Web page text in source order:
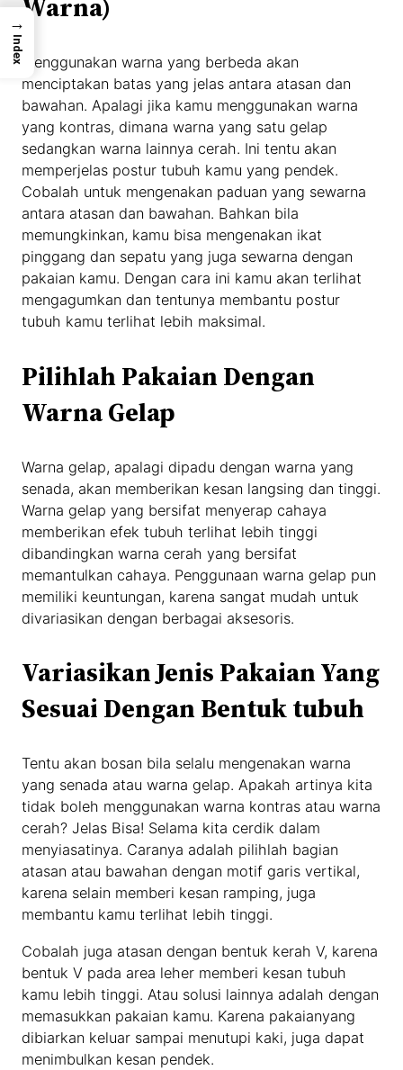
Warna)
Menggunakan warna yang berbeda akan
menciptakan batas yang jelas antara atasan dan
bawahan. Apalagi jika kamu menggunakan warna
yang kontras, dimana warna yang satu gelap
sedangkan warna lainnya cerah. Ini tentu akan
memperjelas postur tubuh kamu yang pendek.
Cobalah untuk mengenakan paduan yang sewarna
antara atasan dan bawahan. Bahkan bila
memungkinkan, kamu bisa mengenakan ikat
pinggang dan sepatu yang juga sewarna dengan
pakaian kamu. Dengan cara ini kamu akan terlihat
mengagumkan dan tentunya membantu postur
tubuh kamu terlihat lebih maksimal.
Pilihlah Pakaian Dengan
Warna Gelap
Warna gelap, apalagi dipadu dengan warna yang
senada, akan memberikan kesan langsing dan tinggi.
Warna gelap yang bersifat menyerap cahaya
memberikan efek tubuh terlihat lebih tinggi
dibandingkan warna cerah yang bersifat
memantulkan cahaya. Penggunaan warna gelap pun
memiliki keuntungan, karena sangat mudah untuk
divariasikan dengan berbagai aksesoris.
Variasikan Jenis Pakaian Yang
Sesuai Dengan Bentuk tubuh
Tentu akan bosan bila selalu mengenakan warna
yang senada atau warna gelap. Apakah artinya kita
tidak boleh menggunakan warna kontras atau warna
cerah? Jelas Bisa! Selama kita cerdik dalam
menyiasatinya. Caranya adalah pilihlah bagian
atasan atau bawahan dengan motif garis vertikal,
karena selain memberi kesan ramping, juga
membantu kamu terlihat lebih tinggi.
Cobalah juga atasan dengan bentuk kerah V, karena
bentuk V pada area leher memberi kesan tubuh
kamu lebih tinggi. Atau solusi lainnya adalah dengan
memasukkan pakaian kamu. Karena pakaianyang
dibiarkan keluar sampai menutupi kaki, juga dapat
menimbulkan kesan pendek.
→
Index